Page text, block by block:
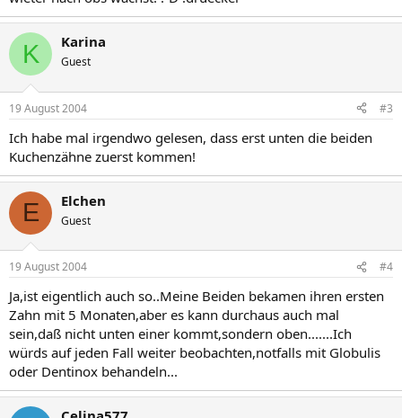
K Karina
Guest
19 August 2004 #3
Ich habe mal irgendwo gelesen, dass erst unten die beiden
Kuchenzähne zuerst kommen!
E Elchen
Guest
19 August 2004 #4
Ja,ist eigentlich auch so..Meine Beiden bekamen ihren ersten
Zahn mit 5 Monaten,aber es kann durchaus auch mal
sein,daß nicht unten einer kommt,sondern oben.......Ich
würds auf jeden Fall weiter beobachten,notfalls mit Globulis
oder Dentinox behandeln...